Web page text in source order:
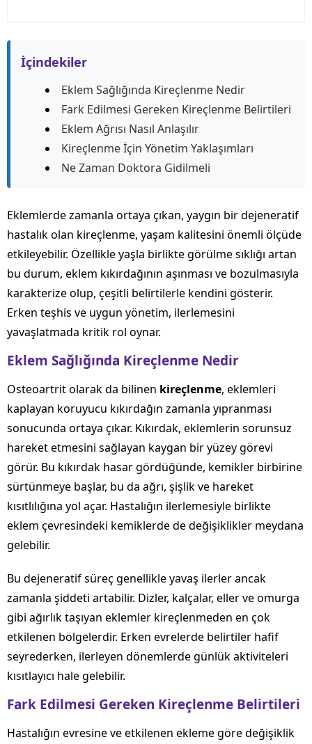
İçindekiler
Eklem Sağlığında Kireçlenme Nedir
Fark Edilmesi Gereken Kireçlenme Belirtileri
Eklem Ağrısı Nasıl Anlaşılır
Kireçlenme İçin Yönetim Yaklaşımları
Ne Zaman Doktora Gidilmeli
Eklemlerde zamanla ortaya çıkan, yaygın bir dejeneratif
hastalık olan kireçlenme, yaşam kalitesini önemli ölçüde
etkileyebilir. Özellikle yaşla birlikte görülme sıklığı artan
bu durum, eklem kıkırdağının aşınması ve bozulmasıyla
karakterize olup, çeşitli belirtilerle kendini gösterir.
Erken teşhis ve uygun yönetim, ilerlemesini
yavaşlatmada kritik rol oynar.
Eklem Sağlığında Kireçlenme Nedir
Osteoartrit olarak da bilinen kireçlenme, eklemleri
kaplayan koruyucu kıkırdağın zamanla yıpranması
sonucunda ortaya çıkar. Kıkırdak, eklemlerin sorunsuz
hareket etmesini sağlayan kaygan bir yüzey görevi
görür. Bu kıkırdak hasar gördüğünde, kemikler birbirine
sürtünmeye başlar, bu da ağrı, şişlik ve hareket
kısıtlılığına yol açar. Hastalığın ilerlemesiyle birlikte
eklem çevresindeki kemiklerde de değişiklikler meydana
gelebilir.
Bu dejeneratif süreç genellikle yavaş ilerler ancak
zamanla şiddeti artabilir. Dizler, kalçalar, eller ve omurga
gibi ağırlık taşıyan eklemler kireçlenmeden en çok
etkilenen bölgelerdir. Erken evrelerde belirtiler hafif
seyrederken, ilerleyen dönemlerde günlük aktiviteleri
kısıtlayıcı hale gelebilir.
Fark Edilmesi Gereken Kireçlenme Belirtileri
Hastalığın evresine ve etkilenen ekleme göre değişiklik